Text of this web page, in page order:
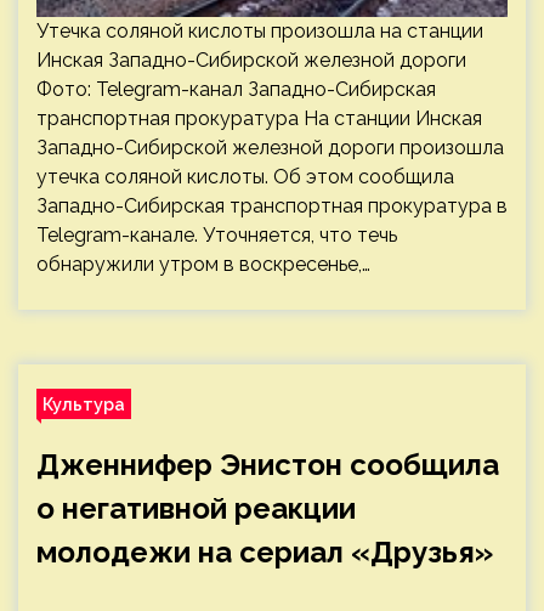
Утечка соляной кислоты произошла на станции
Инская Западно-Сибирской железной дороги
Фото: Telegram-канал Западно-Сибирская
транспортная прокуратура На станции Инская
Западно-Сибирской железной дороги произошла
утечка соляной кислоты. Об этом сообщила
Западно-Сибирская транспортная прокуратура в
Telegram-канале. Уточняется, что течь
обнаружили утром в воскресенье,…
Культура
Дженнифер Энистон сообщила
о негативной реакции
молодежи на сериал «Друзья»